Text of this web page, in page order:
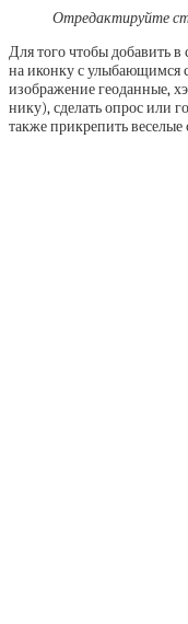
Отредактируйте
Для того чтобы добавить
на иконку с улыбающимся
изображение геоданные,
нику), сделать опрос или
также прикрепить